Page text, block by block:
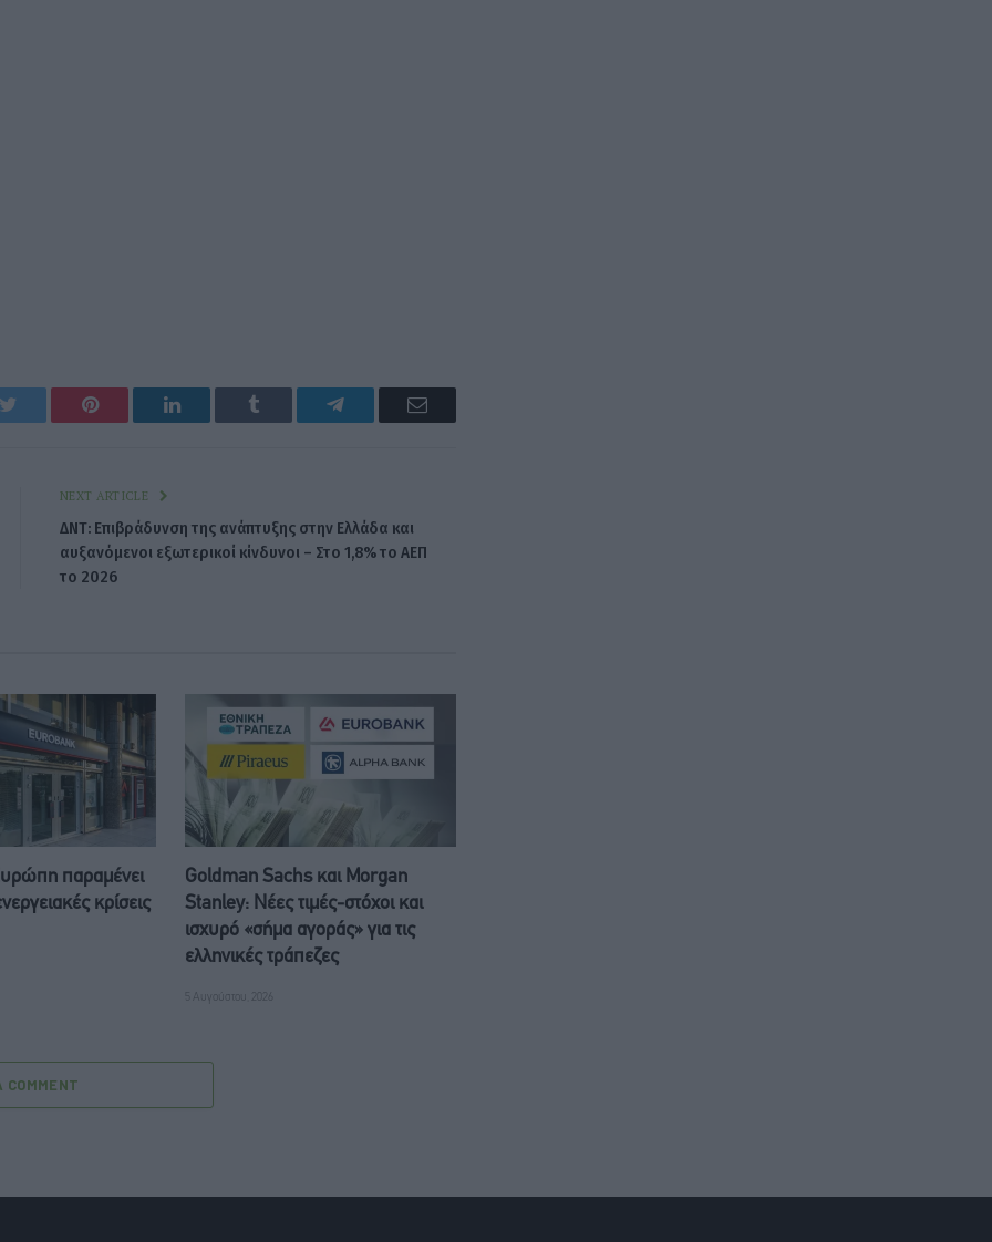
Pinterest LinkedIn Tumblr Telegram Email
NEXT ARTICLE
ΔΝΤ: Επιβράδυνση της ανάπτυξης στην Ελλάδα και
αυξανόμενοι εξωτερικοί κίνδυνοι – Στο 1,8% το ΑΕΠ
το 2026
παραμένει
κρίσεις
Goldman Sachs και Morgan
Stanley: Νέες τιμές-στόχοι και
ισχυρό «σήμα αγοράς» για τις
ελληνικές τράπεζες
5 Αυγούστου, 2026
COMMENT